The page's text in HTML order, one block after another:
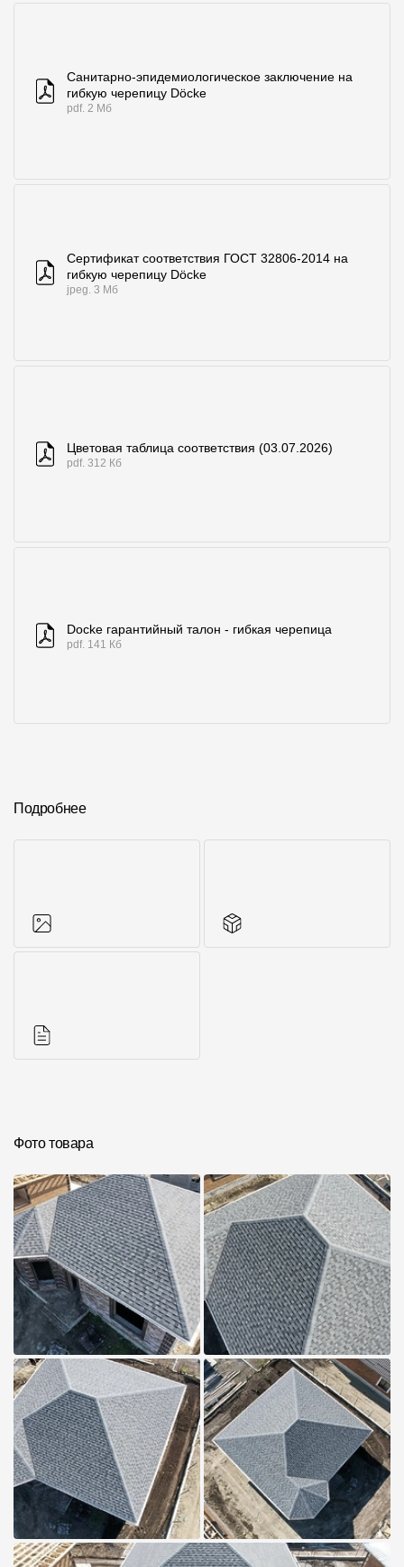
Санитарно-эпидемиологическое заключение на
гибкую черепицу Döcke
pdf. 2 Мб
Сертификат соответствия ГОСТ 32806-2014 на
гибкую черепицу Döcke
jpeg. 3 Мб
Цветовая таблица соответствия (03.07.2026)
pdf. 312 Кб
Docke гарантийный талон - гибкая черепица
pdf. 141 Кб
Подробнее
Фото товара